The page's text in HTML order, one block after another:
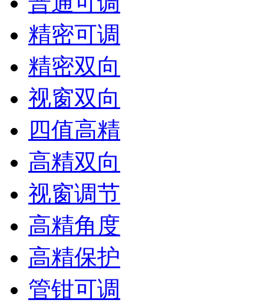
精密可调
精密双向
视窗双向
四值高精
高精双向
视窗调节
高精角度
高精保护
管钳可调